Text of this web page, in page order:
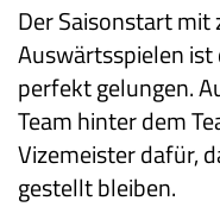
Der Saisonstart mit
Auswärtsspielen ist
perfekt gelungen.
Team hinter dem
Vizemeister dafür,
gestellt bleiben.